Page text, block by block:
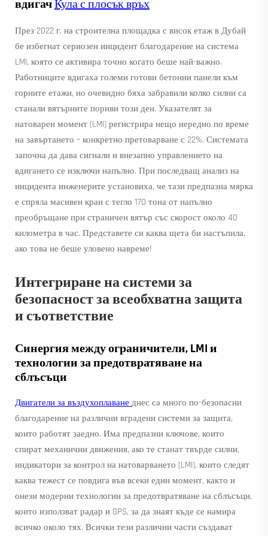
вдигачКула с плосък връх
През 2022 г. на строителна площадка с висок етаж в Дубай
бе избегнат сериозен инцидент благодарение на система
LMI, която се активира точно когато беше най-важно.
Работниците вдигаха големи готови бетонни панели към
горните етажи, но очевидно бяха забравили колко силни са
станали вятърните пориви този ден. Указателят за
натоварен момент (LMI) регистрира нещо нередно по време
на завъртането – конкретно претоварване с 22%. Системата
започна да дава сигнали и внезапно управлението на
вдигането се изключи напълно. При последващ анализ на
инцидента инженерите установиха, че тази предпазна мярка
е спряла масивен кран с тегло 170 тона от напълно
преобръщане при страничен вятър със скорост около 40
километра в час. Представете си каква щета би настъпила,
ако това не беше уловено навреме!
Интегриране на системи за
безопасност за всеобхватна защита
и съответствие
Синергия между ограничители, LMI и
технологии за предотвратяване на
сблъсъци
Двигатели за въздухоплаване днес са много по-безопасни
благодарение на различни вградени системи за защита,
които работят заедно. Има предпазни ключове, които
спират механични движения, ако те станат твърде силни,
индикатори за контрол на натоварването (LMI), които следят
каква тежест се повдига във всеки един момент, както и
онези модерни технологии за предотвратяване на сблъсъци,
които използват радар и GPS, за да знаят къде се намира
всичко около тях. Всички тези различни части създават